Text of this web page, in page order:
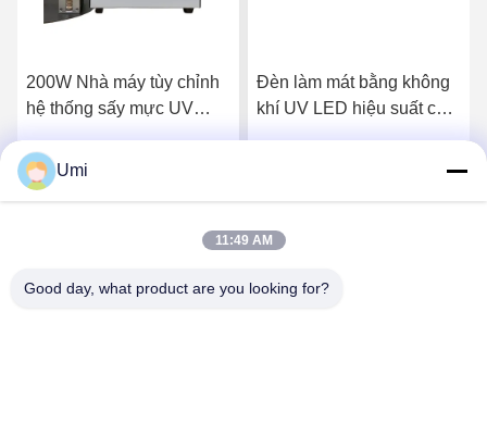
200W Nhà máy tùy chỉnh
hệ thống sấy mực UV
Đèn làm mát bằng không
khí UV LED hiệu suất cao
Umi
11:49 AM
Good day, what product are you looking for?